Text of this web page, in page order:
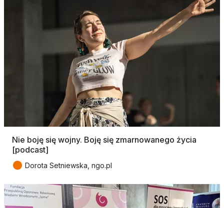
Nie boję się wojny. Boję się zmarnowanego życia
[podcast]
● Dorota Setniewska, ngo.pl